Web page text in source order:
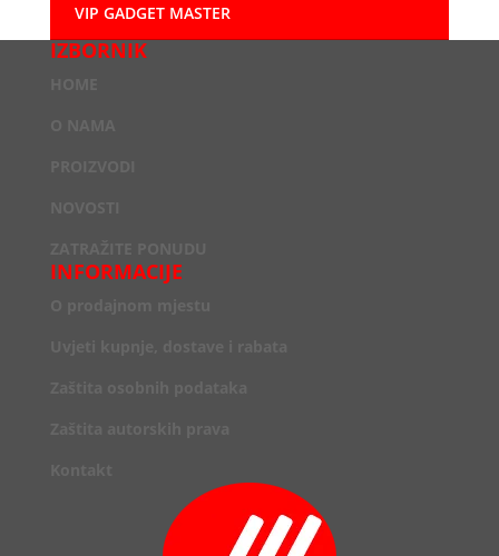
VIP GADGET MASTER
IZBORNIK
INFORMACIJE